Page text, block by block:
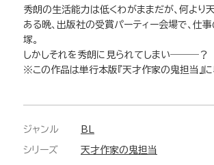
秀朗の生活能力は低くわがままだが、何より
ある晩、出版社の受賞パーティー会場で、仕
塚。
しかしそれを秀朗に見られてしまい―――？
※この作品は単行本版『天才作家の鬼担当』
ジャンル BL
シリーズ 天才作家の鬼担当